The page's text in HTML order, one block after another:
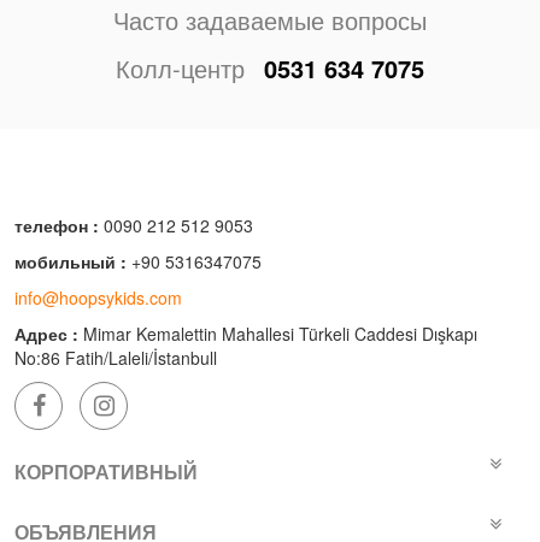
Часто задаваемые вопросы
Колл-центр 0531 634 7075
телефон : 0090 212 512 9053
мобильный : +90 5316347075
info@hoopsykids.com
Адрес : Mimar Kemalettin Mahallesi Türkeli Caddesi Dışkapı
No:86 Fatih/Laleli/İstanbull
КОРПОРАТИВНЫЙ
ОБЪЯВЛЕНИЯ